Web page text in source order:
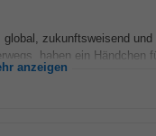
zukunftsweisend
haben ein Händchen
anzeigen